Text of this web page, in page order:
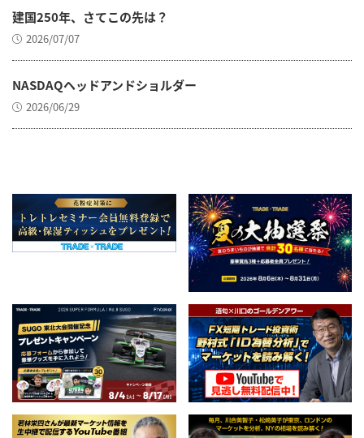
建国250年、さてこの先は？
2026/07/07
NASDAQヘッドアンドショルダー
2026/06/29